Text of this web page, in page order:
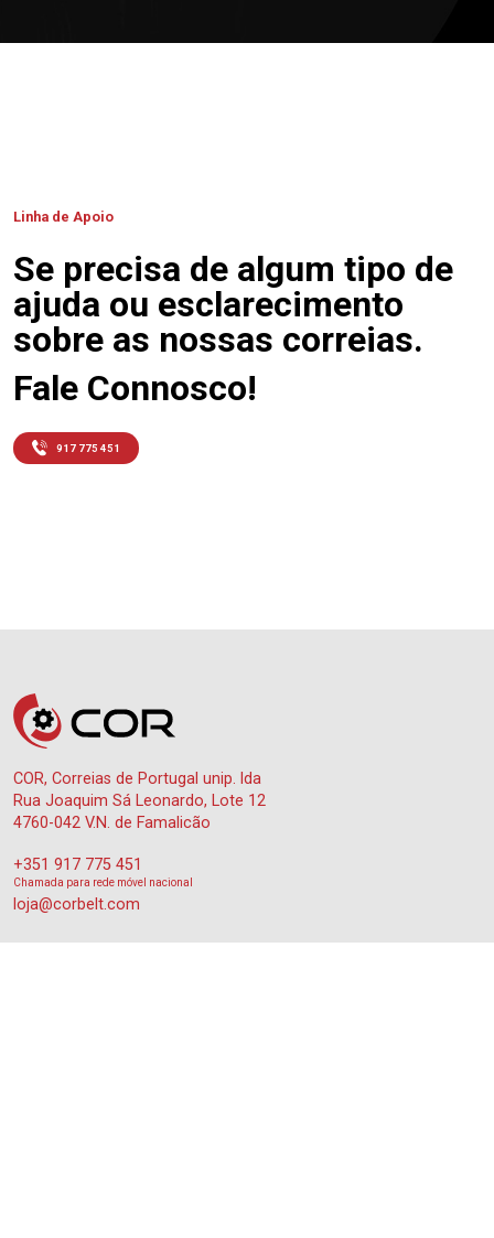
Linha de Apoio
Se precisa de algum tipo de
ajuda ou esclarecimento
sobre as nossas correias.
Fale Connosco!
917 775 451
COR, Correias de Portugal unip. lda
Rua Joaquim Sá Leonardo, Lote 12
4760-042 V.N. de Famalicão
+351 917 775 451
Chamada para rede móvel nacional
loja@corbelt.com